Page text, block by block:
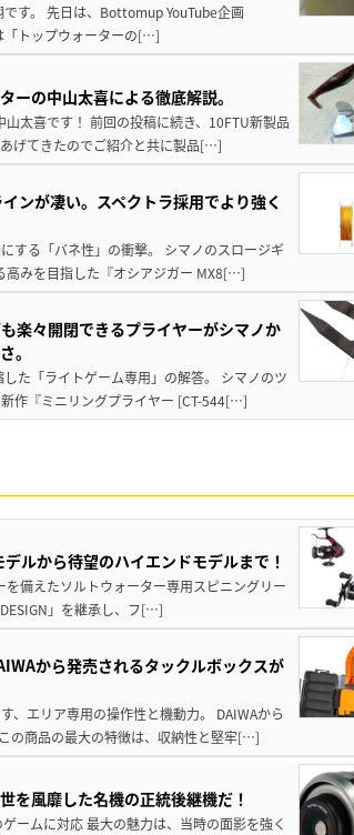
す。 先日は、Bottomup YouTube企画
「トップウォーターの[…]
ーの中山太喜による徹底解説。
太喜です！ 前回の投稿に続き、10FTU新製品
げてきたのでご紹介と共に製品[…]
ンが凄い。スペクトラ採用でより強く
する「バネ性」の衝撃。 シマノのスロージギ
高みを目指した『オシアジガー MX8[…]
楽々開閉できるプライヤーがシマノか
。
た「ライトゲーム専用」の解答。 シマノのツ
作『ミニリングプライヤー [CT-544[…]
ルから待望のハイエンドモデルまで！
備えたソルトウォーター専用スピニングリー
」を継承し、フ[…]
から発売されるタックルボックスが
、エリア専用の操作性と機動力。 DAIWAから
の商品の最大の特徴は、収納性と堅牢[…]
を風靡した名機の正統後継機だ！
ームに対応 最大の魅力は、当時の面影を強く